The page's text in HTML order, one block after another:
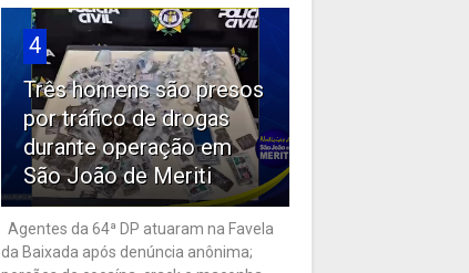
4
Três homens são presos
por tráfico de drogas
durante operação em
São João de Meriti
Agentes da 64ª DP atuaram na Favela
da Baixada após denúncia anônima;